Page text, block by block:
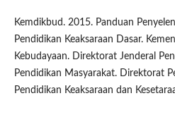
Kemdikbud. 2015. Panduan
Pendidikan Keaksaraan Dasar.
Kebudayaan. Direktorat Jenderal
Pendidikan Masyarakat. Direktorat
Pendidikan Keaksaraan dan